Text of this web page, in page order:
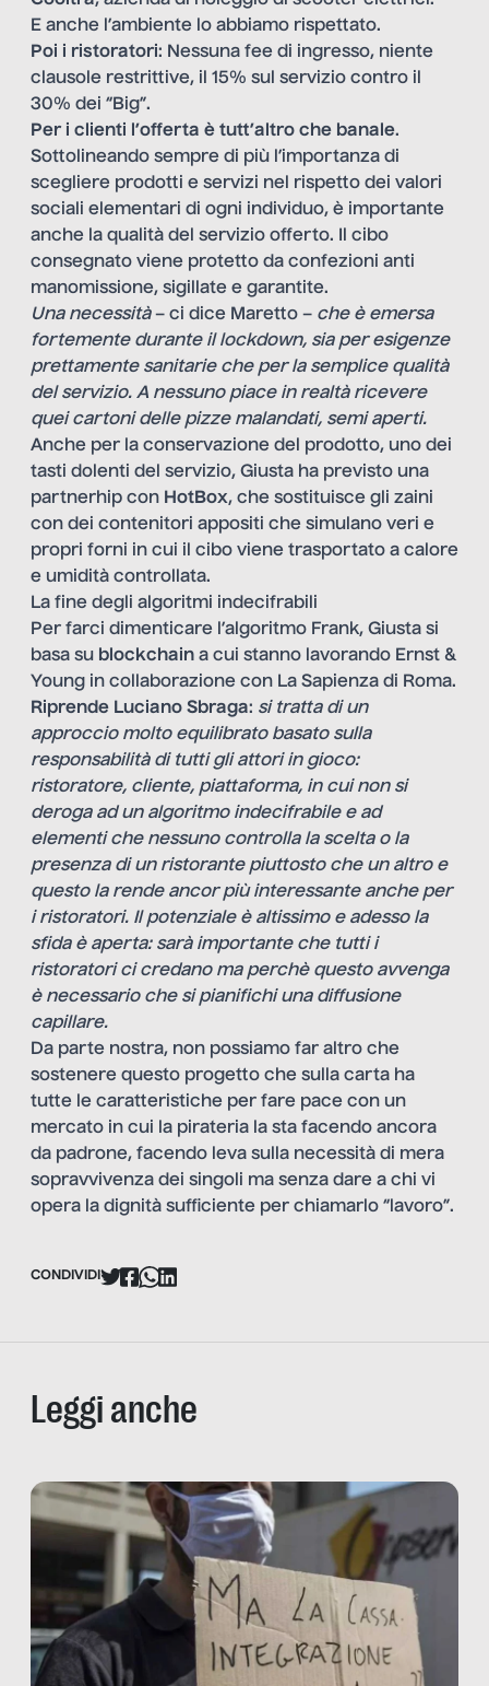
E anche l’ambiente lo abbiamo rispettato.
Poi i ristoratori: Nessuna fee di ingresso, niente
clausole restrittive, il 15% sul servizio contro il
30% dei “Big”.
Per i clienti l’offerta è tutt’altro che banale.
Sottolineando sempre di più l’importanza di
scegliere prodotti e servizi nel rispetto dei valori
sociali elementari di ogni individuo, è importante
anche la qualità del servizio offerto. Il cibo
consegnato viene protetto da confezioni anti
manomissione, sigillate e garantite.
Una necessità– ci dice Maretto – che è emersa
fortemente durante il lockdown, sia per esigenze
prettamente sanitarie che per la semplice qualità
del servizio. A nessuno piace in realtà ricevere
quei cartoni delle pizze malandati, semi aperti.
Anche per la conservazione del prodotto, uno dei
tasti dolenti del servizio, Giusta ha previsto una
partnerhip con HotBox, che sostituisce gli zaini
con dei contenitori appositi che simulano veri e
propri forni in cui il cibo viene trasportato a calore
e umidità controllata.
La fine degli algoritmi indecifrabili
Per farci dimenticare l’algoritmo Frank, Giusta si
basa su blockchain a cui stanno lavorando Ernst &
Young in collaborazione con La Sapienza di Roma.
Riprende Luciano Sbraga: si tratta di un
approccio molto equilibrato basato sulla
responsabilità di tutti gli attori in gioco:
ristoratore, cliente, piattaforma, in cui non si
deroga ad un algoritmo indecifrabile e ad
elementi che nessuno controlla la scelta o la
presenza di un ristorante piuttosto che un altro e
questo la rende ancor più interessante anche per
i ristoratori. Il potenziale è altissimo e adesso la
sfida è aperta: sarà importante che tutti i
ristoratori ci credano ma perchè questo avvenga
è necessario che si pianifichi una diffusione
capillare.
Da parte nostra, non possiamo far altro che
sostenere questo progetto che sulla carta ha
tutte le caratteristiche per fare pace con un
mercato in cui la pirateria la sta facendo ancora
da padrone, facendo leva sulla necessità di mera
sopravvivenza dei singoli ma senza dare a chi vi
opera la dignità sufficiente per chiamarlo “lavoro”.
CONDIVIDI
Leggi anche